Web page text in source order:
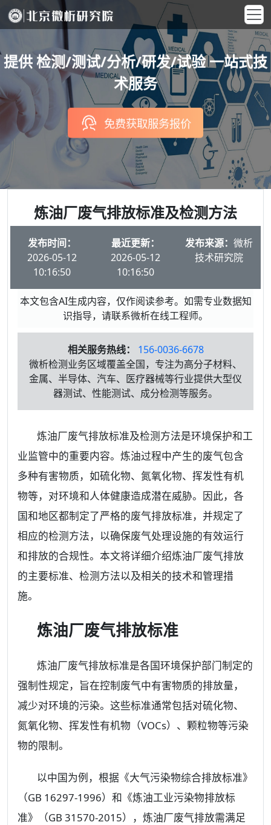
提供 检测/测试/分析/研发/试验 一站式技
术服务
免费获取服务报价
炼油厂废气排放标准及检测方法
发布时间：
2026-05-12
10:16:50
最近更新：
2026-05-12
10:16:50
发布来源： 微析
技术研究院
本文包含AI生成内容，仅作阅读参考。如需专业数据知
识指导，请联系微析在线工程师。
相关服务热线：
156-0036-6678
微析检测业务区域覆盖全国，专注为高分子材料、
金属、半导体、汽车、医疗器械等行业提供大型仪
器测试、性能测试、成分检测等服务。
炼油厂废气排放标准及检测方法是环境保护和工
业监管中的重要内容。炼油过程中产生的废气包含
多种有害物质，如硫化物、氮氧化物、挥发性有机
物等，对环境和人体健康造成潜在威胁。因此，各
国和地区都制定了严格的废气排放标准，并规定了
相应的检测方法，以确保废气处理设施的有效运行
和排放的合规性。本文将详细介绍炼油厂废气排放
的主要标准、检测方法以及相关的技术和管理措
施。
炼油厂废气排放标准
炼油厂废气排放标准是各国环境保护部门制定的
强制性规定，旨在控制废气中有害物质的排放量，
减少对环境的污染。这些标准通常包括对硫化物、
氮氧化物、挥发性有机物（VOCs）、颗粒物等污染
物的限制。
以中国为例，根据《大气污染物综合排放标准》
（GB 16297-1996）和《炼油工业污染物排放标
准》（GB 31570-2015），炼油厂废气排放需满足